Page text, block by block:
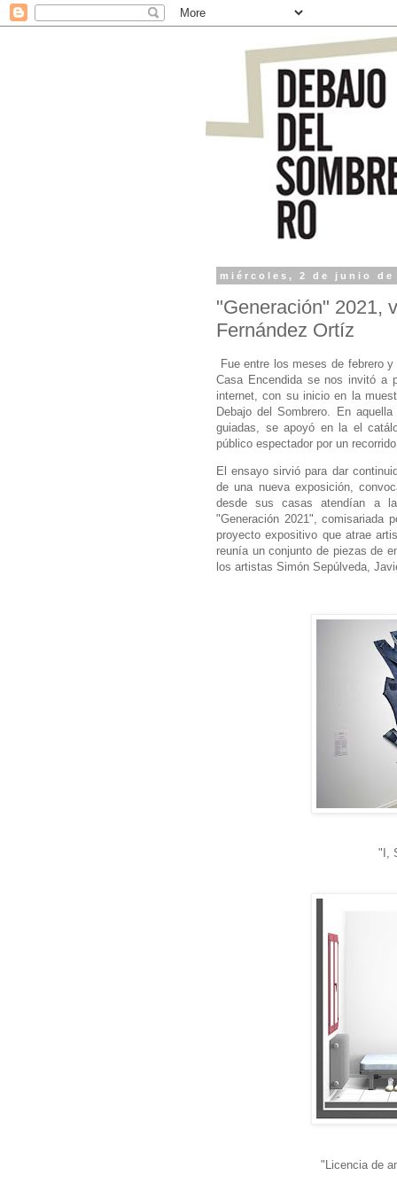
miércoles, 2 de junio de
"Generación" 2021,
Fernández Ortíz
Fue entre los meses de febrero
Casa Encendida se nos invitó a
internet, con su inicio en la
Debajo del Sombrero. En
guiadas, se apoyó en la el
público espectador por un
El ensayo sirvió para dar
de una nueva exposición,
desde sus casas atendían a
"Generación 2021", comisariada
proyecto expositivo que atrae
reunía un conjunto de piezas de
los artistas Simón Sepúlveda,
"I,
"Licencia de